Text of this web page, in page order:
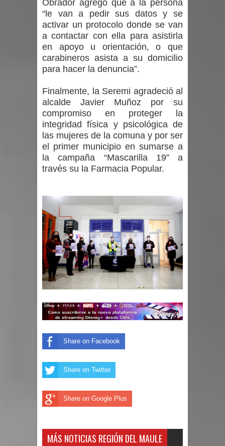
Obrador agregó que a la persona
“le van a pedir sus datos y se
activar un protocolo donde se van
a contactar con ella para asistirla
en apoyo u orientación, o que
carabineros asista a su domicilio
para hacer la denuncia”.
Finalmente, la Seremi agradeció al
alcalde Javier Muñoz por su
compromiso en proteger la
integridad física y psicológica de
las mujeres de la comuna y por ser
el primer municipio en sumarse a
la campaña “Mascarilla 19” a
través su la Farmacia Popular.
Share on Facebook
Share on Twitter
Share on Google Plus
MÁS NOTICIAS REGIÓN DEL MAULE